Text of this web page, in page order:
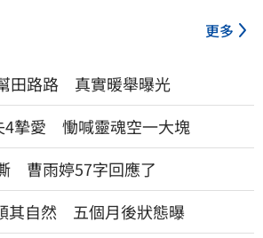
更多
田路路 真實暖舉曝光
4摯愛 慟喊靈魂空一大塊
曹雨婷57字回應了
其自然 五個月後狀態曝